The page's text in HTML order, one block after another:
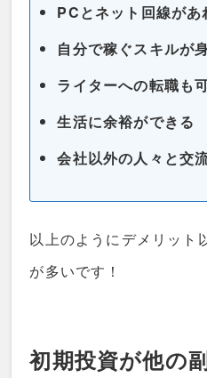
PCとネット回線があ
自分で稼ぐスキルが
ライターへの転職も
生活に余裕ができる
会社以外の人々と交
以上のようにデメリット
が多いです！
初期投資が他の